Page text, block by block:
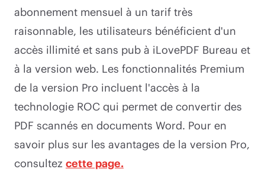
abonnement mensuel à un tarif très
raisonnable, les utilisateurs bénéficient d'un
accès illimité et sans pub à iLovePDF Bureau et
à la version web. Les fonctionnalités Premium
de la version Pro incluent l'accès à la
technologie ROC qui permet de convertir des
PDF scannés en documents Word. Pour en
savoir plus sur les avantages de la version Pro,
consultez cette page.